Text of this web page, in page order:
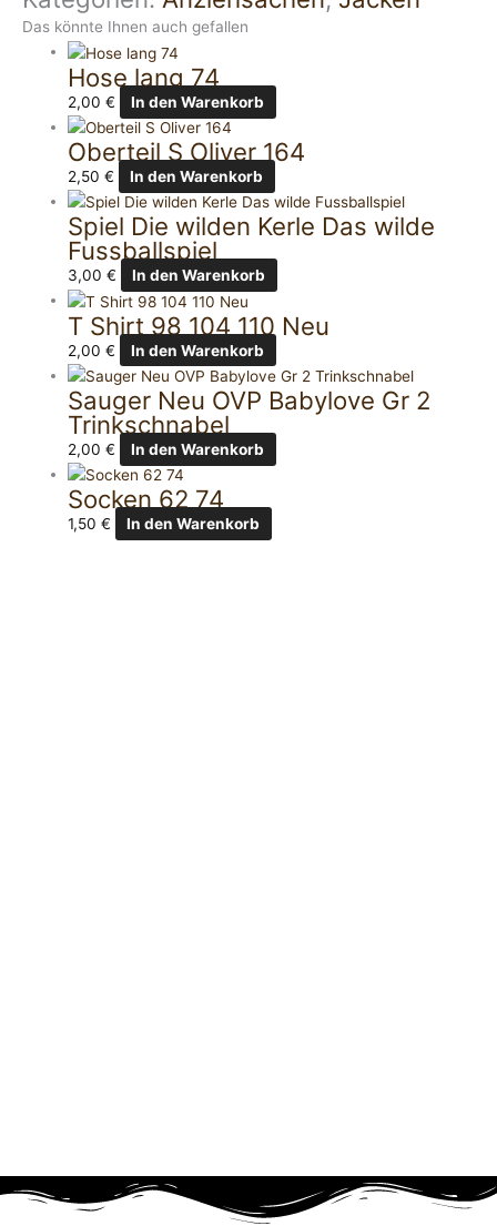
Das könnte Ihnen auch gefallen
Hose lang 74
2,00€ In den Warenkorb
Oberteil S Oliver 164
2,50€ In den Warenkorb
Spiel Die wilden Kerle Das wilde
Fussballspiel
3,00€ In den Warenkorb
T Shirt 98 104 110 Neu
2,00€ In den Warenkorb
Sauger Neu OVP Babylove Gr 2
Trinkschnabel
2,00€ In den Warenkorb
Socken 62 74
1,50€ In den Warenkorb